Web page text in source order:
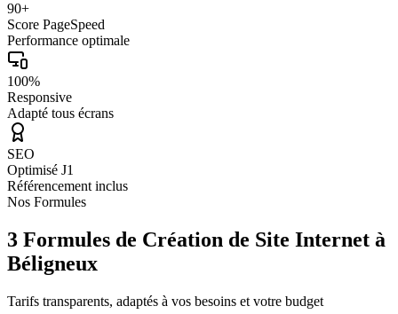
90+
Score PageSpeed
Performance optimale
100%
Responsive
Adapté tous écrans
SEO
Optimisé J1
Référencement inclus
Nos Formules
3 Formules de Création de Site Internet à
Béligneux
Tarifs transparents, adaptés à vos besoins et votre budget